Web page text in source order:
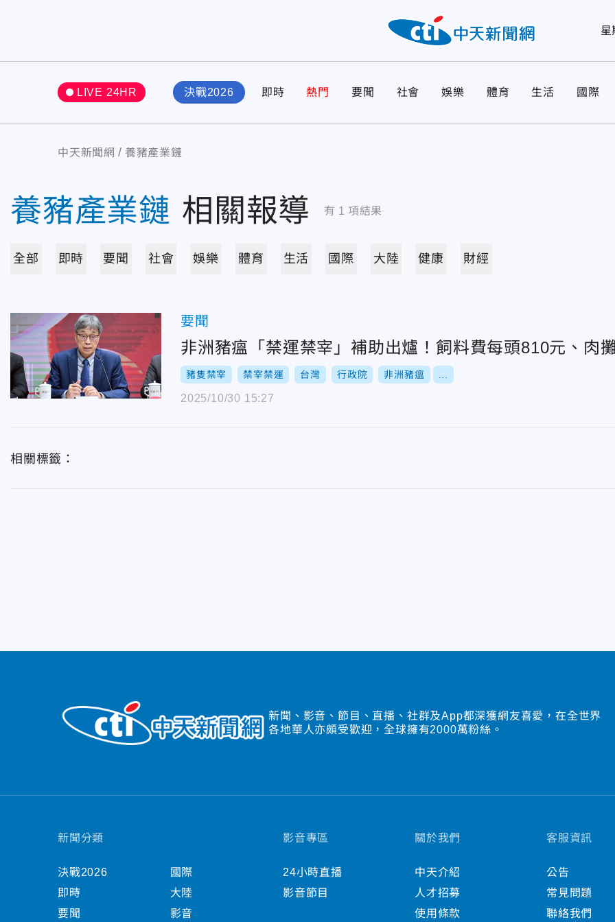
星
LIVE 24HR 決戰2026 即時 熱門 要聞 社會 娛樂 體育 生活 國際
中天新聞網 養豬產業鏈
養豬產業鏈 相關報導 有 1 項結果
全部 即時 要聞 社會 娛樂 體育 生活 國際 大陸 健康 財經
要聞
非洲豬瘟「禁運禁宰」補助出爐！飼料費每頭810元、肉
豬隻禁宰 禁宰禁運 台灣 行政院 非洲豬瘟
2025/10/30 15:27
相關標籤：
新聞、影音、節目、直播、社群及App都深獲網友喜愛，在全世界
各地華人亦頗受歡迎，全球擁有2000萬粉絲。
新聞分類
決戰2026
即時
要聞
國際
大陸
影音
影音專區
24小時直播
影音節目
關於我們
中天介紹
人才招募
使用條款
客服資訊
公告
常見問題
聯絡我們